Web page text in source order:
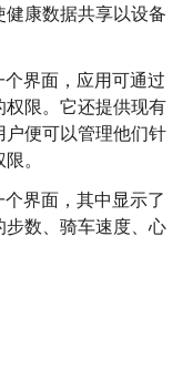
康数据共享以设备
界面，应用可通过
限。它还提供现有
便可以管理他们针
。
界面，其中显示了
数、骑车速度、心